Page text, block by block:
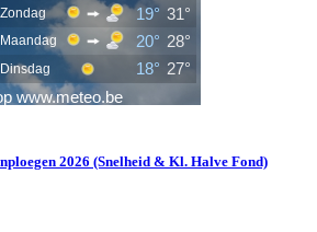
2026 (Snelheid & Kl. Halve Fond)